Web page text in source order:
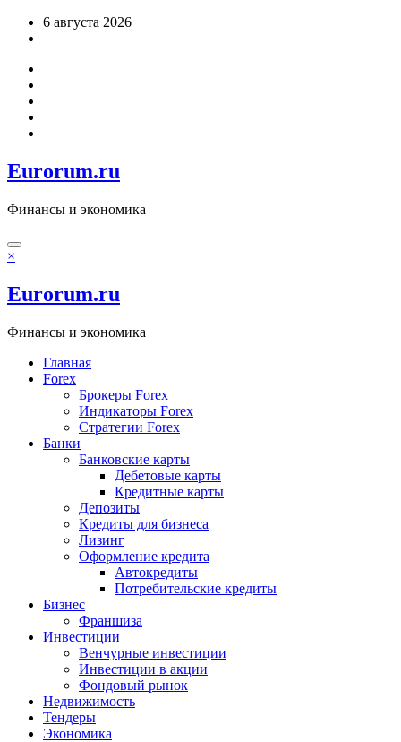
Перейти6 августа 2026
Eurorum.ru
Финансы и экономика
×
Eurorum.ru
Финансы и экономика
Главная
Forex
Брокеры Forex
Индикаторы Forex
Стратегии Forex
Банки
Банковские карты
Дебетовые карты
Кредитные карты
Депозиты
Кредиты для бизнеса
Лизинг
Оформление кредита
Автокредиты
Потребительские кредиты
Бизнес
Франшиза
Инвестиции
Венчурные инвестиции
Инвестиции в акции
Фондовый рынок
Недвижимость
Тендеры
Экономика